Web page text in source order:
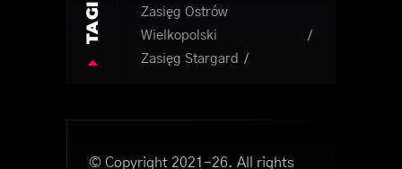
TAGI
Zasięg Ostrów
Wielkopolski
Zasięg Stargard
© Copyright 2021-26. All rights